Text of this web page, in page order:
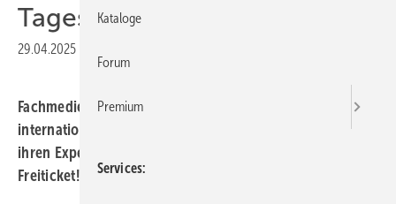
Tages­kar­ten sichern
29.04.2025
Fachmedien des Gentner Verlags ­bie­ten zu der
internationalen Fachmesse The Smarter E Europe ­erneut
ihren Exper­ten­treff an. Sichern Sie sich ­recht­zeitig ein
Frei­ticket!
Kataloge
Forum
Premium
Services